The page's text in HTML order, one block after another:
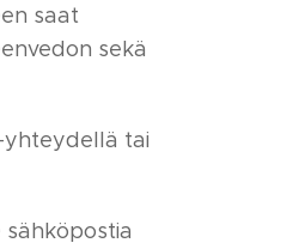
saat
sekä
tai
sähköpostia